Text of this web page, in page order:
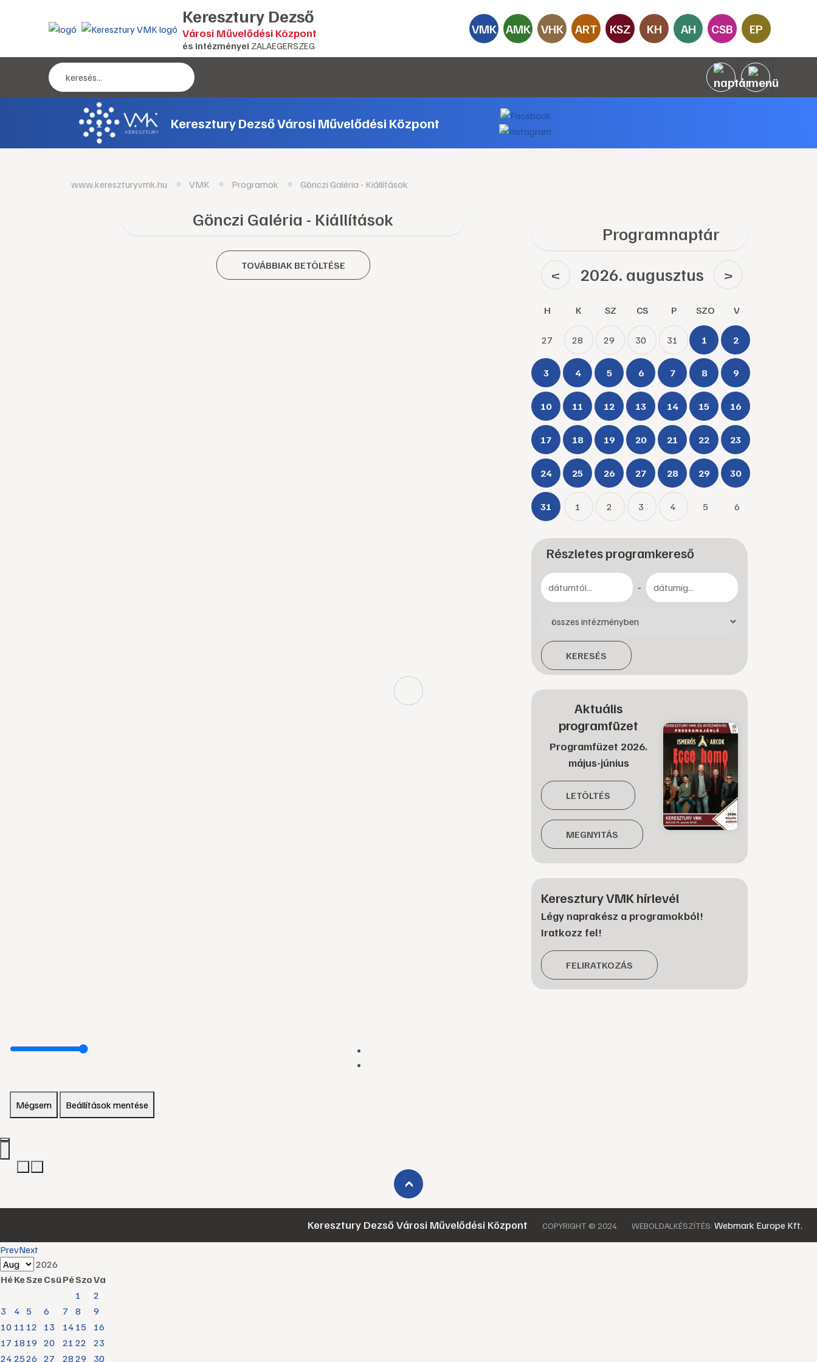
Keresztury Dezső
Városi Művelődési Központ
és intézményei ZALAEGERSZEG
VMK AMK VHK ART KSZ KH AH CSB EP
Keresztury Dezső Városi Művelődési Központ
www.kereszturyvmk.hu VMK Programok Gönczi Galéria - Kiállítások
Gönczi Galéria - Kiállítások
TOVÁBBIAK BETÖLTÉSE
Programnaptár
< 2026. augusztus >
H K SZ CS P SZO V
27 28 29 30 31 1 2
3 4 5 6 7 8 9
10 11 12 13 14 15 16
17 18 19 20 21 22 23
24 25 26 27 28 29 30
31 1 2 3 4 5 6
Részletes programkereső
-
KERESÉS
Aktuális
programfüzet
Programfüzet 2026.
május-június
LETÖLTÉS
MEGNYITÁS
Keresztury VMK hírlevél
Légy naprakész a programokból!
Iratkozz fel!
FELIRATKOZÁS
Mégsem Beállítások mentése
›
Keresztury Dezső Városi Művelődési Központ COPYRIGHT © 2024 WEBOLDALKÉSZÍTÉS: Webmark Europe Kft.
PrevNext
2026
HéKeSzeCsüPéSzoVa
1
2
3
4 5 6 7 8
9
10 11 12 13 14 15
16
17 18 19 20 21 22
23
24 2526 27 28 29 30